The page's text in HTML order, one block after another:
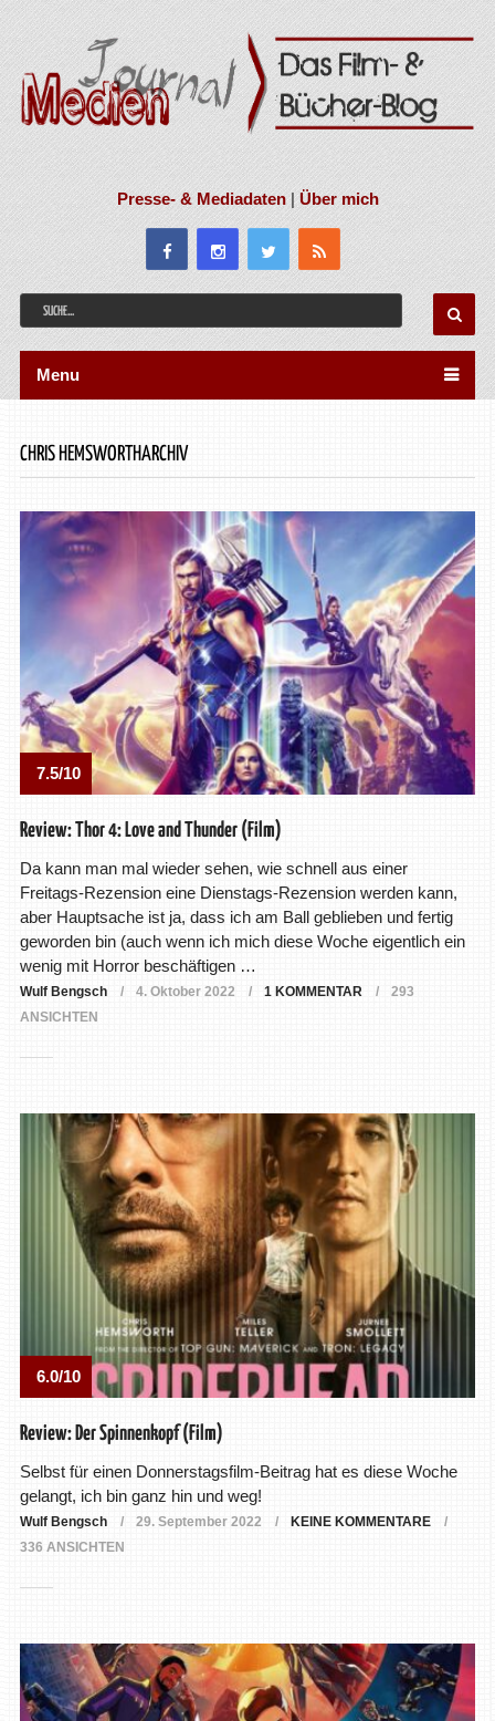
Presse- & Mediadaten|Über mich
Menu
CHRIS HEMSWORTHARCHIV
7.5/10
Review: Thor 4: Love and Thunder (Film)
Da kann man mal wieder sehen, wie schnell aus einer
Freitags-Rezension eine Dienstags-Rezension werden kann,
aber Hauptsache ist ja, dass ich am Ball geblieben und fertig
geworden bin (auch wenn ich mich diese Woche eigentlich ein
wenig mit Horror beschäftigen …
Wulf Bengsch 4. Oktober 2022 1 KOMMENTAR
293
ANSICHTEN
6.0/10
Review: Der Spinnenkopf (Film)
Selbst für einen Donnerstagsfilm-Beitrag hat es diese Woche
gelangt, ich bin ganz hin und weg!
Wulf Bengsch 29. September 2022
KEINE KOMMENTARE
336 ANSICHTEN